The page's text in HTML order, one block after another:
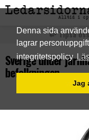
Denna sida
lagrar
integritetspolicy
Jag
Tipsa
Sverige under
befolkningen